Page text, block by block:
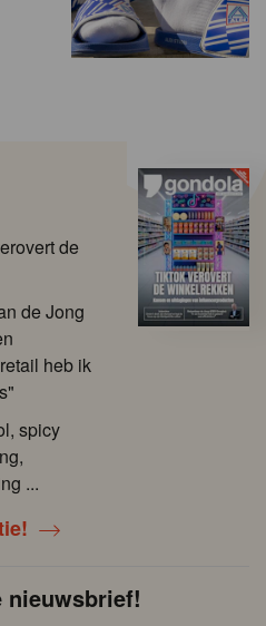
de
de Jong
heb ik
spicy
...
nieuwsbrief!